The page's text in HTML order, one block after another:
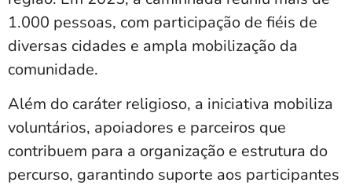
1.000 pessoas, com participação de fiéis de
diversas cidades e ampla mobilização da
comunidade.
Além do caráter religioso, a iniciativa mobiliza
voluntários, apoiadores e parceiros que
contribuem para a organização e estrutura do
percurso, garantindo suporte aos participantes